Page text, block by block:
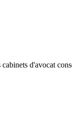
d'avocat